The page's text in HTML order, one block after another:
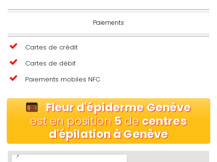
Paiements
Cartes de crédit
Cartes de débit
Paiements mobiles NFC
Fleur d'épiderme Genève
est en position 5 de centres
d'épilation à Genève